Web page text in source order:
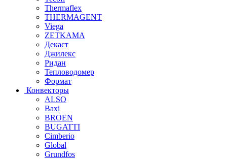
Thermaflex
THERMAGENT
Viega
ZETKAMA
Декаст
Джилекс
Ридан
Тепловодомер
Формат
Конвекторы
ALSO
Baxi
BROEN
BUGATTI
Cimberio
Global
Grundfos